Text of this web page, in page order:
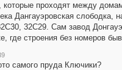
которые проходят между
Дангауэровская
32С29. Сам завод
где строения без номеров
самого пруда Ключики?